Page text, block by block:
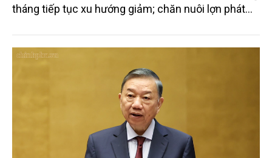
tháng tiếp tục xu hướng giảm; chăn nuôi lợn phát
trưởng khá. Diện tích rừng trồng mới và sản lượng
thủy sản đều tăng nhẹ.